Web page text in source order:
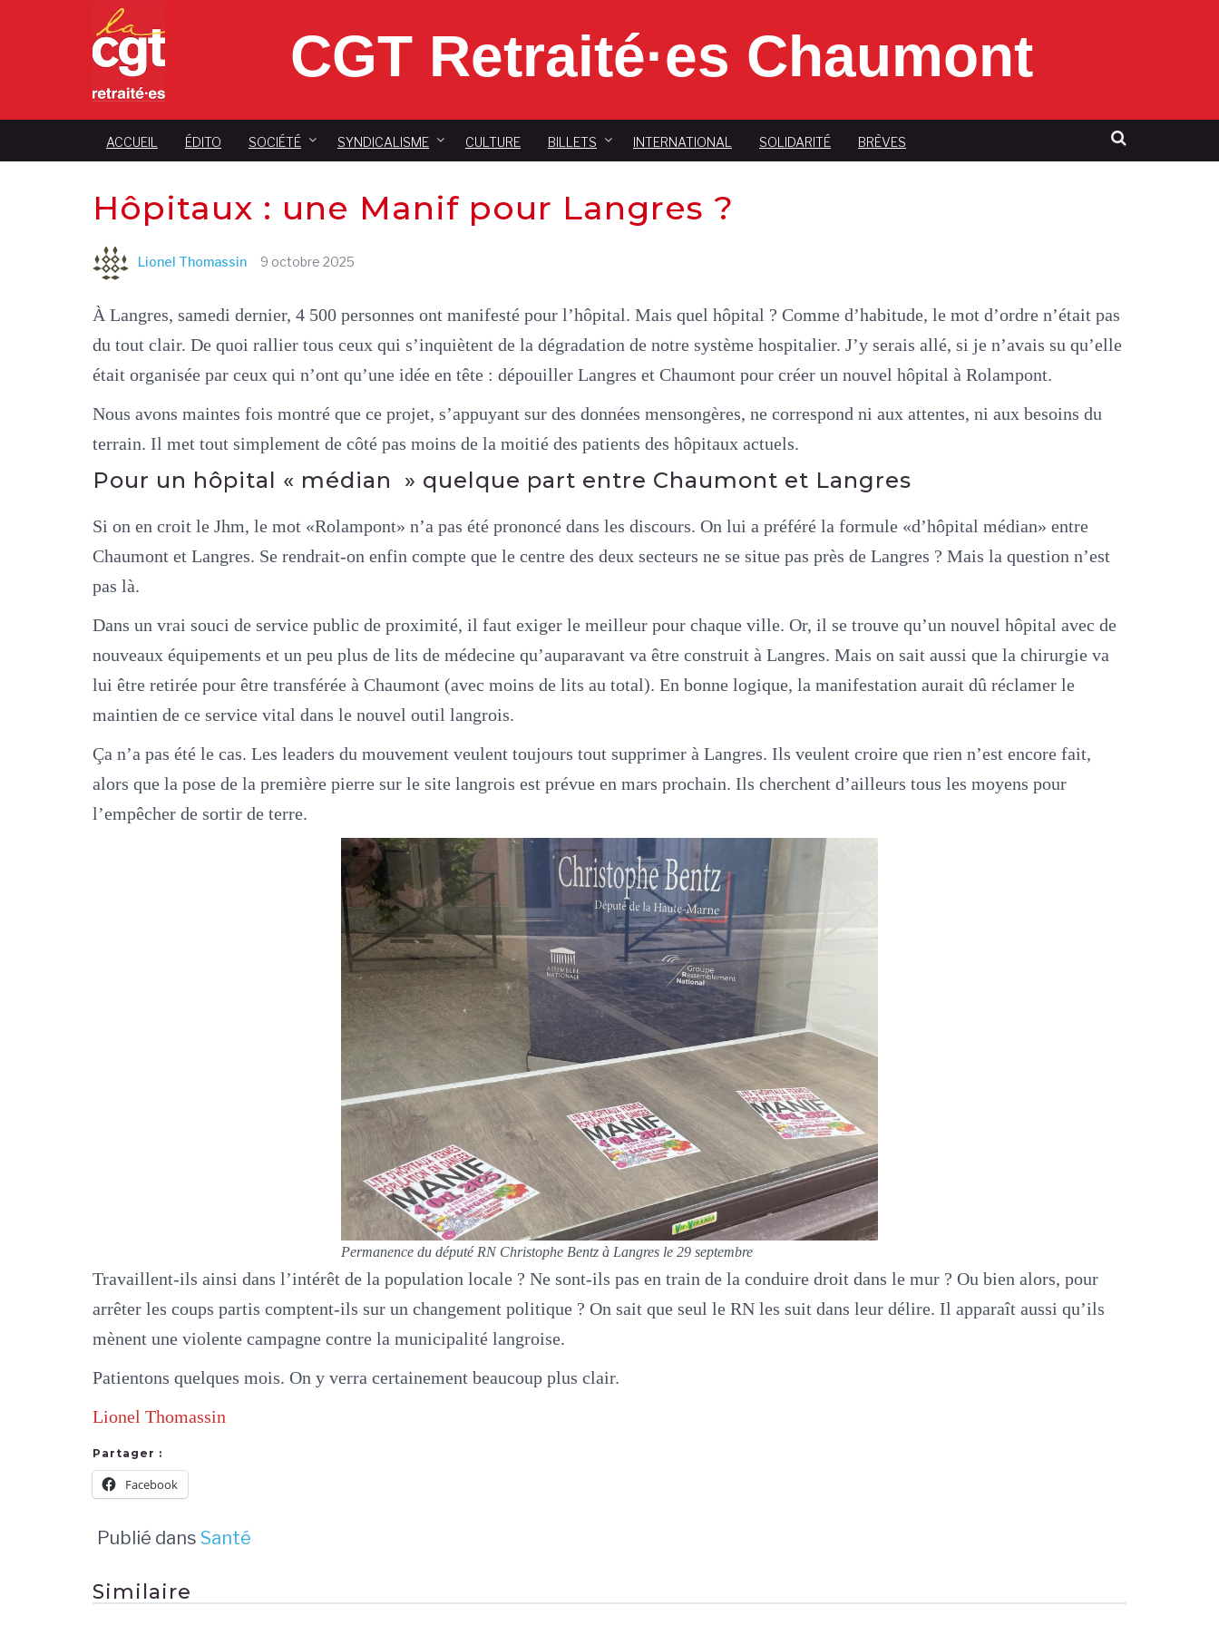
CGT Retraité·es Chaumont
ACCUEIL ÉDITO SOCIÉTÉ SYNDICALISME CULTURE BILLETS INTERNATIONAL SOLIDARITÉ BRÈVES
Hôpitaux : une Manif pour Langres ?
Lionel Thomassin 9 octobre 2025
À Langres, samedi dernier, 4 500 personnes ont manifesté pour l’hôpital. Mais quel hôpital ? Comme d’habitude, le mot d’ordre n’était pas
du tout clair. De quoi rallier tous ceux qui s’inquiètent de la dégradation de notre système hospitalier. J’y serais allé, si je n’avais su qu’elle
était organisée par ceux qui n’ont qu’une idée en tête : dépouiller Langres et Chaumont pour créer un nouvel hôpital à Rolampont.
Nous avons maintes fois montré que ce projet, s’appuyant sur des données mensongères, ne correspond ni aux attentes, ni aux besoins du
terrain. Il met tout simplement de côté pas moins de la moitié des patients des hôpitaux actuels.
Pour un hôpital « médian » quelque part entre Chaumont et Langres
Si on en croit le Jhm, le mot «Rolampont» n’a pas été prononcé dans les discours. On lui a préféré la formule «d’hôpital médian» entre
Chaumont et Langres. Se rendrait-on enfin compte que le centre des deux secteurs ne se situe pas près de Langres ? Mais la question n’est
pas là.
Dans un vrai souci de service public de proximité, il faut exiger le meilleur pour chaque ville. Or, il se trouve qu’un nouvel hôpital avec de
nouveaux équipements et un peu plus de lits de médecine qu’auparavant va être construit à Langres. Mais on sait aussi que la chirurgie va
lui être retirée pour être transférée à Chaumont (avec moins de lits au total). En bonne logique, la manifestation aurait dû réclamer le
maintien de ce service vital dans le nouvel outil langrois.
Ça n’a pas été le cas. Les leaders du mouvement veulent toujours tout supprimer à Langres. Ils veulent croire que rien n’est encore fait,
alors que la pose de la première pierre sur le site langrois est prévue en mars prochain. Ils cherchent d’ailleurs tous les moyens pour
l’empêcher de sortir de terre.
Permanence du député RN Christophe Bentz à Langres le 29 septembre
Travaillent-ils ainsi dans l’intérêt de la population locale ? Ne sont-ils pas en train de la conduire droit dans le mur ? Ou bien alors, pour
arrêter les coups partis comptent-ils sur un changement politique ? On sait que seul le RN les suit dans leur délire. Il apparaît aussi qu’ils
mènent une violente campagne contre la municipalité langroise.
Patientons quelques mois. On y verra certainement beaucoup plus clair.
Lionel Thomassin
Partager :
Facebook
Publié dans Santé
Similaire